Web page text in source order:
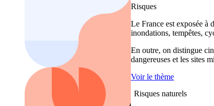
Risques
Le France est exposée à
inondations, tempêtes,
En outre, on distingue
dangereuses et les sites
Voir le thème
Risques naturels